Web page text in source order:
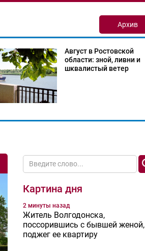
Архив
Август в Ростовской
области: зной, ливни и
шквалистый ветер
Картина дня
2 минуты назад
Житель Волгодонска,
поссорившись с бывшей женой,
поджег ее квартиру